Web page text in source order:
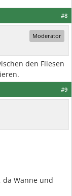
#8
Moderator
den Fliesen
#9
da Wanne und